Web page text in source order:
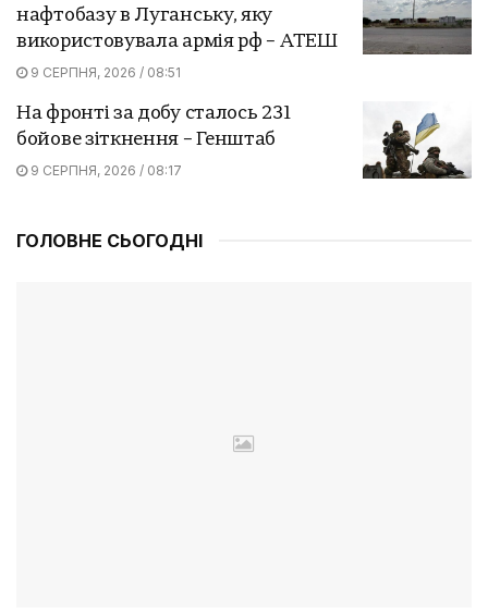
нафтобазу в Луганську, яку
використовувала армія рф – АТЕШ
9 СЕРПНЯ, 2026 / 08:51
На фронті за добу сталось 231
бойове зіткнення – Генштаб
9 СЕРПНЯ, 2026 / 08:17
ГОЛОВНЕ СЬОГОДНІ